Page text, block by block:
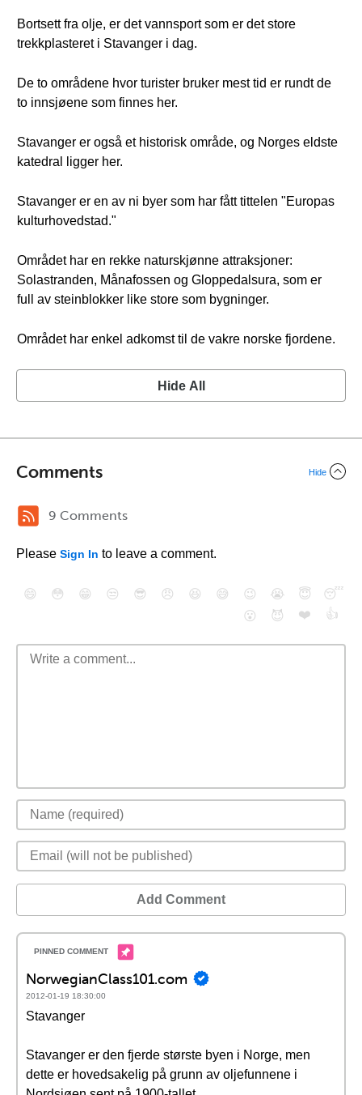
Bortsett fra olje, er det vannsport som er det store
trekkplasteret i Stavanger i dag.
De to områdene hvor turister bruker mest tid er rundt de
to innsjøene som finnes her.
Stavanger er også et historisk område, og Norges eldste
katedral ligger her.
Stavanger er en av ni byer som har fått tittelen "Europas
kulturhovedstad."
Området har en rekke naturskjønne attraksjoner:
Solastranden, Månafossen og Gloppedalsura, som er
full av steinblokker like store som bygninger.
Området har enkel adkomst til de vakre norske fjordene.
Hide All
Comments Hide
9 Comments
Please Sign In to leave a comment.
😄 😳 😁 😒 😎 😠 😆 😅 😉 😭 😇
😴
😮
😈 ❤️ 👍
Add Comment
NorwegianClass101.com
2012-01-19 18:30:00
Stavanger
Stavanger er den fjerde største byen i Norge, men
dette er hovedsakelig på grunn av oljefunnene i